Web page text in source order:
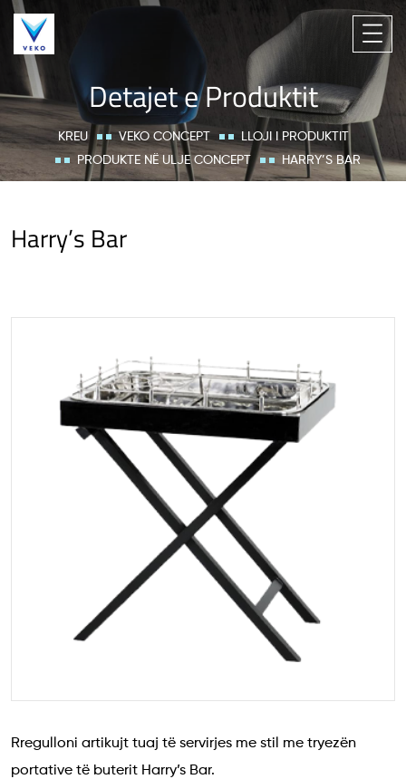
Detajet e Produktit
KREU VEKO CONCEPT
LLOJI I PRODUKTIT
PRODUKTE NË ULJE CONCEPT
HARRY’S BAR
Harry’s Bar
Rregulloni artikujt tuaj të servirjes me stil me tryezën
portative të buterit Harry’s Bar.